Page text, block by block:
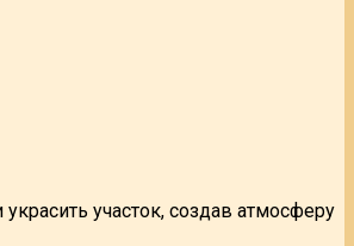
участок, создав атмосферу